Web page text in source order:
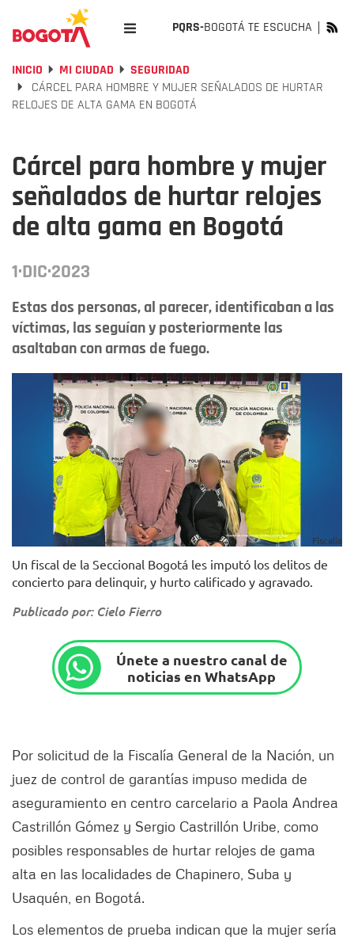
PQRS-BOGOTÁ TE ESCUCHA
INICIO MI CIUDAD
SEGURIDAD
CÁRCEL PARA HOMBRE Y MUJER SEÑALADOS DE HURTAR
RELOJES DE ALTA GAMA EN BOGOTÁ
Cárcel para hombre y mujer
señalados de hurtar relojes
de alta gama en Bogotá
1·DIC·2023
Estas dos personas, al parecer, identificaban a las
víctimas, las seguían y posteriormente las
asaltaban con armas de fuego.
Fiscalía
Un fiscal de la Seccional Bogotá les imputó los delitos de
concierto para delinquir, y hurto calificado y agravado.
Publicado por: Cielo Fierro
Únete a nuestro canal de
noticias en WhatsApp
Por solicitud de la Fiscalía General de la Nación, un
juez de control de garantías impuso medida de
aseguramiento en centro carcelario a Paola Andrea
Castrillón Gómez y Sergio Castrillón Uribe, como
posibles responsables de hurtar relojes de gama
alta en las localidades de Chapinero, Suba y
Usaquén, en Bogotá.
Los elementos de prueba indican que la mujer sería